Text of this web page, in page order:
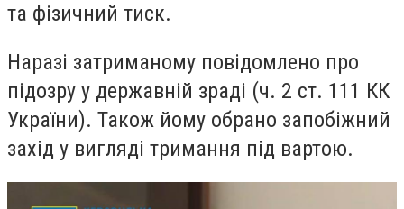
та фізичний тиск.
Наразі затриманому повідомлено про
підозру у державній зраді (ч. 2 ст. 111 КК
України). Також йому обрано запобіжний
захід у вигляді тримання під вартою.